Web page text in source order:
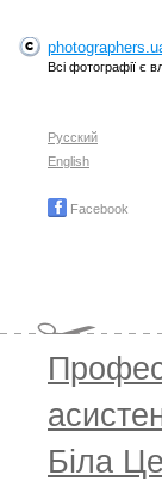
Всі фотографії є
Русский
English
Facebook
Біла